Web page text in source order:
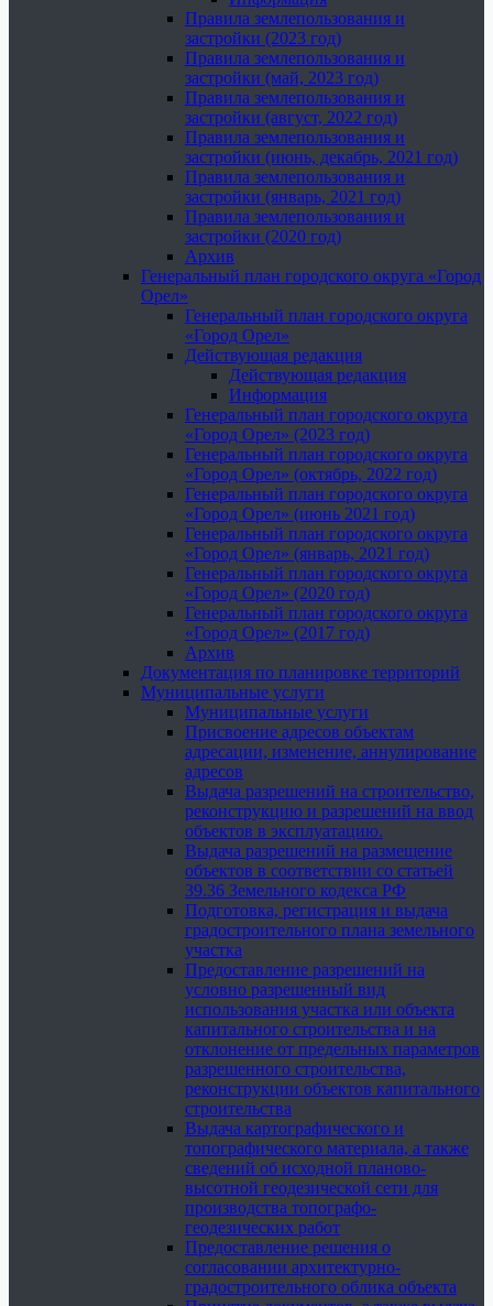
Правила землепользования и
застройки (2023 год)
Правила землепользования и
застройки (май, 2023 год)
Правила землепользования и
застройки (август, 2022 год)
Правила землепользования и
застройки (июнь, декабрь, 2021 год)
Правила землепользования и
застройки (январь, 2021 год)
Правила землепользования и
застройки (2020 год)
Архив
Генеральный план городского округа «Город
Орел»
Генеральный план городского округа
«Город Орел»
Действующая редакция
Действующая редакция
Информация
Генеральный план городского округа
«Город Орел» (2023 год)
Генеральный план городского округа
«Город Орел» (октябрь, 2022 год)
Генеральный план городского округа
«Город Орел» (июнь 2021 год)
Генеральный план городского округа
«Город Орел» (январь, 2021 год)
Генеральный план городского округа
«Город Орел» (2020 год)
Генеральный план городского округа
«Город Орел» (2017 год)
Архив
Документация по планировке территорий
Муниципальные услуги
Муниципальные услуги
Присвоение адресов объектам
адресации, изменение, аннулирование
адресов
Выдача разрешений на строительство,
реконструкцию и разрешений на ввод
объектов в эксплуатацию.
Выдача разрешений на размещение
объектов в соответствии со статьей
39.36 Земельного кодекса РФ
Подготовка, регистрация и выдача
градостроительного плана земельного
участка
Предоставление разрешений на
условно разрешенный вид
использования участка или объекта
капитального строительства и на
отклонение от предельных параметров
разрешенного строительства,
реконструкции объектов капитального
строительства
Выдача картографического и
топографического материала, а также
сведений об исходной планово-
высотной геодезической сети для
производства топографо-
геодезических работ
Предоставление решения о
согласовании архитектурно-
градостроительного облика объекта